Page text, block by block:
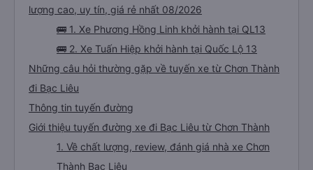
lượng cao, uy tín, giá rẻ nhất 08/2026
🚌 1. Xe Phương Hồng Linh khởi hành tại QL13
🚌 2. Xe Tuấn Hiệp khởi hành tại Quốc Lộ 13
Những câu hỏi thường gặp về tuyến xe từ Chơn Thành
đi Bạc Liêu
Thông tin tuyến đường
Giới thiệu tuyến đường xe đi Bạc Liêu từ Chơn Thành
1. Về chất lượng, review, đánh giá nhà xe Chơn
Thành Bạc Liêu